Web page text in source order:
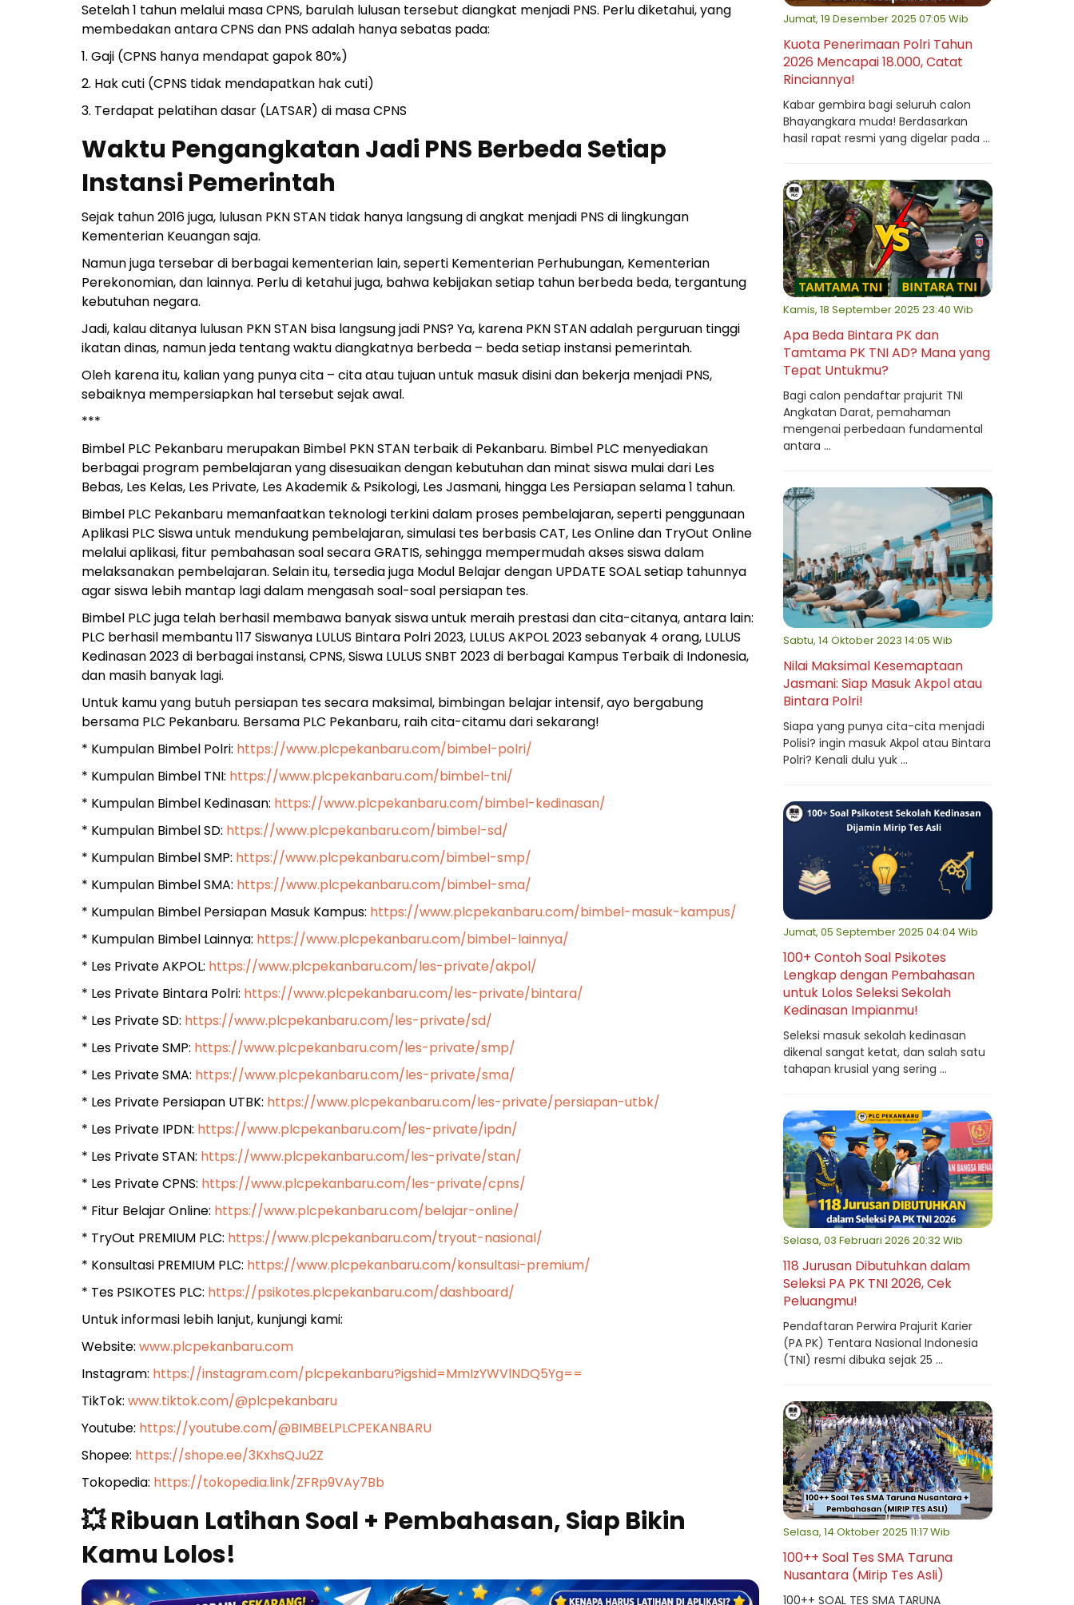
Setelah 1 tahun melalui masa CPNS, barulah lulusan tersebut diangkat menjadi PNS. Perlu diketahui, yang
membedakan antara CPNS dan PNS adalah hanya sebatas pada:
1. Gaji (CPNS hanya mendapat gapok 80%)
2. Hak cuti (CPNS tidak mendapatkan hak cuti)
3. Terdapat pelatihan dasar (LATSAR) di masa CPNS
Waktu Pengangkatan Jadi PNS Berbeda Setiap
Instansi Pemerintah
Sejak tahun 2016 juga, lulusan PKN STAN tidak hanya langsung di angkat menjadi PNS di lingkungan
Kementerian Keuangan saja.
Namun juga tersebar di berbagai kementerian lain, seperti Kementerian Perhubungan, Kementerian
Perekonomian, dan lainnya. Perlu di ketahui juga, bahwa kebijakan setiap tahun berbeda beda, tergantung
kebutuhan negara.
Jadi, kalau ditanya lulusan PKN STAN bisa langsung jadi PNS? Ya, karena PKN STAN adalah perguruan tinggi
ikatan dinas, namun jeda tentang waktu diangkatnya berbeda – beda setiap instansi pemerintah.
Oleh karena itu, kalian yang punya cita – cita atau tujuan untuk masuk disini dan bekerja menjadi PNS,
sebaiknya mempersiapkan hal tersebut sejak awal.
***
Bimbel PLC Pekanbaru merupakan Bimbel PKN STAN terbaik di Pekanbaru. Bimbel PLC menyediakan
berbagai program pembelajaran yang disesuaikan dengan kebutuhan dan minat siswa mulai dari Les
Bebas, Les Kelas, Les Private, Les Akademik & Psikologi, Les Jasmani, hingga Les Persiapan selama 1 tahun.
Bimbel PLC Pekanbaru memanfaatkan teknologi terkini dalam proses pembelajaran, seperti penggunaan
Aplikasi PLC Siswa untuk mendukung pembelajaran, simulasi tes berbasis CAT, Les Online dan TryOut Online
melalui aplikasi, fitur pembahasan soal secara GRATIS, sehingga mempermudah akses siswa dalam
melaksanakan pembelajaran. Selain itu, tersedia juga Modul Belajar dengan UPDATE SOAL setiap tahunnya
agar siswa lebih mantap lagi dalam mengasah soal-soal persiapan tes.
Bimbel PLC juga telah berhasil membawa banyak siswa untuk meraih prestasi dan cita-citanya, antara lain:
PLC berhasil membantu 117 Siswanya LULUS Bintara Polri 2023, LULUS AKPOL 2023 sebanyak 4 orang, LULUS
Kedinasan 2023 di berbagai instansi, CPNS, Siswa LULUS SNBT 2023 di berbagai Kampus Terbaik di Indonesia,
dan masih banyak lagi.
Untuk kamu yang butuh persiapan tes secara maksimal, bimbingan belajar intensif, ayo bergabung
bersama PLC Pekanbaru. Bersama PLC Pekanbaru, raih cita-citamu dari sekarang!
* Kumpulan Bimbel Polri: https://www.plcpekanbaru.com/bimbel-polri/
* Kumpulan Bimbel TNI: https://www.plcpekanbaru.com/bimbel-tni/
* Kumpulan Bimbel Kedinasan: https://www.plcpekanbaru.com/bimbel-kedinasan/
* Kumpulan Bimbel SD: https://www.plcpekanbaru.com/bimbel-sd/
* Kumpulan Bimbel SMP: https://www.plcpekanbaru.com/bimbel-smp/
* Kumpulan Bimbel SMA: https://www.plcpekanbaru.com/bimbel-sma/
* Kumpulan Bimbel Persiapan Masuk Kampus: https://www.plcpekanbaru.com/bimbel-masuk-kampus/
* Kumpulan Bimbel Lainnya: https://www.plcpekanbaru.com/bimbel-lainnya/
* Les Private AKPOL: https://www.plcpekanbaru.com/les-private/akpol/
* Les Private Bintara Polri: https://www.plcpekanbaru.com/les-private/bintara/
* Les Private SD: https://www.plcpekanbaru.com/les-private/sd/
* Les Private SMP: https://www.plcpekanbaru.com/les-private/smp/
* Les Private SMA: https://www.plcpekanbaru.com/les-private/sma/
* Les Private Persiapan UTBK: https://www.plcpekanbaru.com/les-private/persiapan-utbk/
* Les Private IPDN: https://www.plcpekanbaru.com/les-private/ipdn/
* Les Private STAN: https://www.plcpekanbaru.com/les-private/stan/
* Les Private CPNS: https://www.plcpekanbaru.com/les-private/cpns/
* Fitur Belajar Online: https://www.plcpekanbaru.com/belajar-online/
* TryOut PREMIUM PLC: https://www.plcpekanbaru.com/tryout-nasional/
* Konsultasi PREMIUM PLC: https://www.plcpekanbaru.com/konsultasi-premium/
* Tes PSIKOTES PLC: https://psikotes.plcpekanbaru.com/dashboard/
Untuk informasi lebih lanjut, kunjungi kami:
Website: www.plcpekanbaru.com
Instagram: https://instagram.com/plcpekanbaru?igshid=MmIzYWVlNDQ5Yg==
TikTok: www.tiktok.com/@plcpekanbaru
Youtube: https://youtube.com/@BIMBELPLCPEKANBARU
Shopee: https://shope.ee/3KxhsQJu2Z
Tokopedia: https://tokopedia.link/ZFRp9VAy7Bb
💥 Ribuan Latihan Soal + Pembahasan, Siap Bikin
Kamu Lolos!
Jumat, 19 Desember 2025 07:05 Wib
Kuota Penerimaan Polri Tahun
2026 Mencapai 18.000, Catat
Rinciannya!
Kabar gembira bagi seluruh calon
Bhayangkara muda! Berdasarkan
hasil rapat resmi yang digelar pada ...
Kamis, 18 September 2025 23:40 Wib
Apa Beda Bintara PK dan
Tamtama PK TNI AD? Mana yang
Tepat Untukmu?
Bagi calon pendaftar prajurit TNI
Angkatan Darat, pemahaman
mengenai perbedaan fundamental
antara ...
Sabtu, 14 Oktober 2023 14:05 Wib
Nilai Maksimal Kesemaptaan
Jasmani: Siap Masuk Akpol atau
Bintara Polri!
Siapa yang punya cita-cita menjadi
Polisi? ingin masuk Akpol atau Bintara
Polri? Kenali dulu yuk ...
Jumat, 05 September 2025 04:04 Wib
100+ Contoh Soal Psikotes
Lengkap dengan Pembahasan
untuk Lolos Seleksi Sekolah
Kedinasan Impianmu!
Seleksi masuk sekolah kedinasan
dikenal sangat ketat, dan salah satu
tahapan krusial yang sering ...
Selasa, 03 Februari 2026 20:32 Wib
118 Jurusan Dibutuhkan dalam
Seleksi PA PK TNI 2026, Cek
Peluangmu!
Pendaftaran Perwira Prajurit Karier
(PA PK) Tentara Nasional Indonesia
(TNI) resmi dibuka sejak 25 ...
Selasa, 14 Oktober 2025 11:17 Wib
100++ Soal Tes SMA Taruna
Nusantara (Mirip Tes Asli)
100++ SOAL TES SMA TARUNA